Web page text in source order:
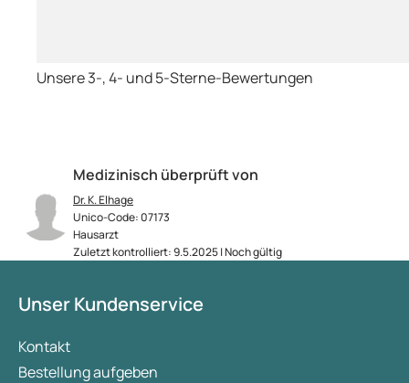
Medizinisch überprüft von
Dr. K. Elhage
Unico-Code: 07173
Hausarzt
Zuletzt kontrolliert: 9.5.2025 | Noch gültig
Unsere 3-, 4- und 5-Sterne-Bewertungen
Unser Kundenservice
Kontakt
Bestellung aufgeben